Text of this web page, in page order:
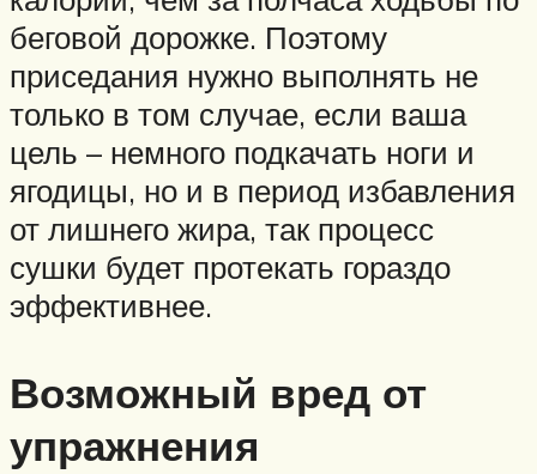
беговой дорожке. Поэтому
приседания нужно выполнять не
только в том случае, если ваша
цель – немного подкачать ноги и
ягодицы, но и в период избавления
от лишнего жира, так процесс
сушки будет протекать гораздо
эффективнее.
Возможный вред от
упражнения